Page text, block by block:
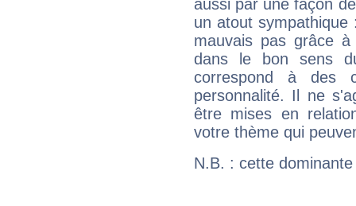
aussi par une façon
un atout
mauvais pas grâce
dans le bon sens
correspond à des
personnalité. Il ne
être mises en
votre thème qui
N.B. : cette